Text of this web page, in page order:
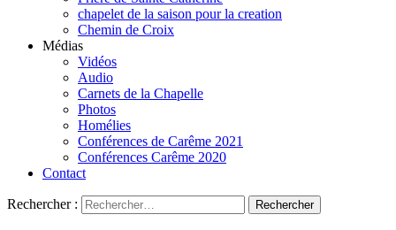
chapelet de la saison pour la creation
Chemin de Croix
Médias
Vidéos
Audio
Carnets de la Chapelle
Photos
Homélies
Conférences de Carême 2021
Conférences Carême 2020
Contact
Rechercher :